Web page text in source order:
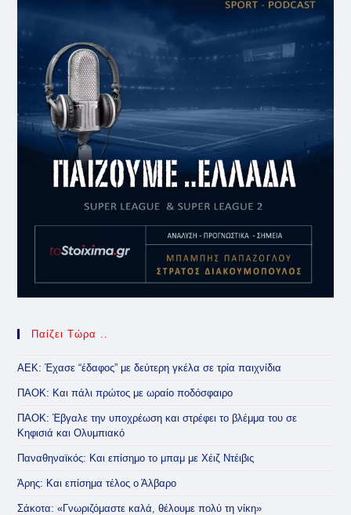
Παίζει Τώρα ..
ΑΕΚ: Έχασε “έδαφος” με δεύτερη γκέλα σε τρία παιχνίδια
ΠΑΟΚ: Και πάλι πρώτος με ωραίο ποδόσφαιρο
ΠΑΟΚ: Έβγαλε την υποχρέωση και στρέφει το βλέμμα του σε
Κηφισιά και Ολυμπιακό
Παναθηναϊκός: Και επίσημο το μπαμ με Χέιζ Ντέιβις
Άρης: Και επίσημα τέλος ο Άλβαρο
Σάκοτα: «Γνωριζόμαστε καλά, θέλουμε πολύ τη νίκη»